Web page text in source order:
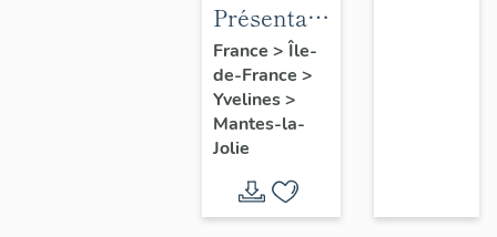
Présentation
de l'étude
France > Île-
de-France >
Yvelines>
Mantes-la-
Jolie